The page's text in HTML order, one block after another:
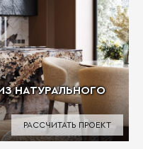
НАТУРАЛЬНОГО
РАССЧИТАТЬ ПРОЕКТ